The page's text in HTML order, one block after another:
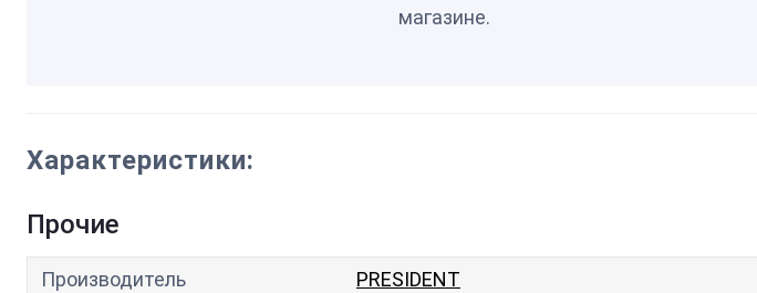
магазине.
Характеристики:
Прочие
Производитель
PRESIDENT